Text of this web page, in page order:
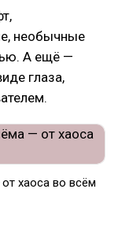
необычные
А ещё —
глаза,
хаоса во всём